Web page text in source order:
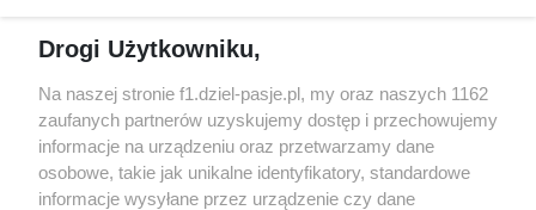
MENU
Drogi Użytkowniku,
Na naszej stronie f1.dziel-pasje.pl, my oraz naszych 1162
zaufanych partnerów uzyskujemy dostęp i przechowujemy
informacje na urządzeniu oraz przetwarzamy dane
osobowe, takie jak unikalne identyfikatory, standardowe
informacje wysyłane przez urządzenie czy dane